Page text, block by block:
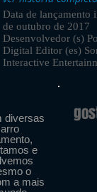
Data de lançamento
de outubro de 2017
Desenvolvedor (s)
Digital Editor (es)
Interactive
diversas
e
o
a mais